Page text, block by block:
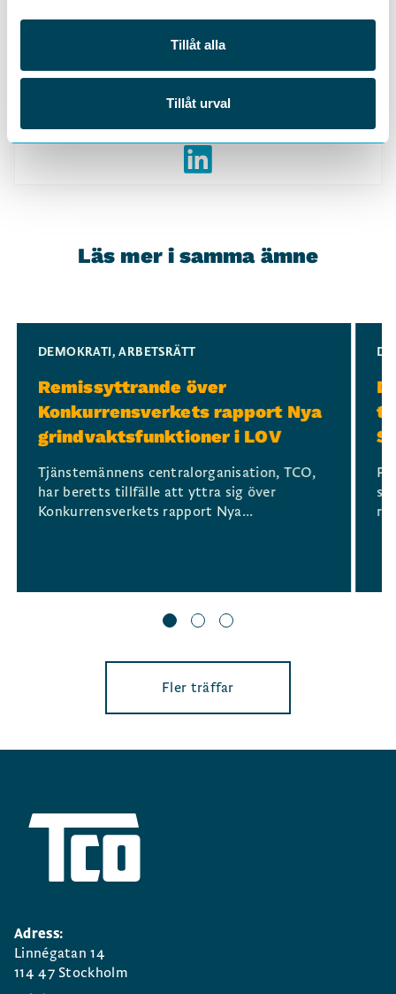
Tillåt alla
Tillåt urval
Läs mer i samma ämne
DEMOKRATI,ARBETSRÄTT
Remissyttrande över
Konkurrensverkets rapport Nya
grindvaktsfunktioner i LOV
Tjänstemännens centralorganisation, TCO,
har beretts tillfälle att yttra sig över
Konkurrensverkets rapport Nya...
Fler träffar
Adress:
Linnégatan 14
114 47 Stockholm